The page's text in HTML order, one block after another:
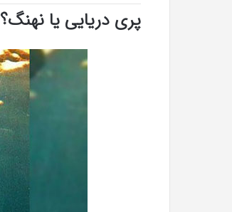
پری دریایی یا نهنگ؟